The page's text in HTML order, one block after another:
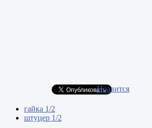
Нравится
гайка 1/2
штуцер 1/2